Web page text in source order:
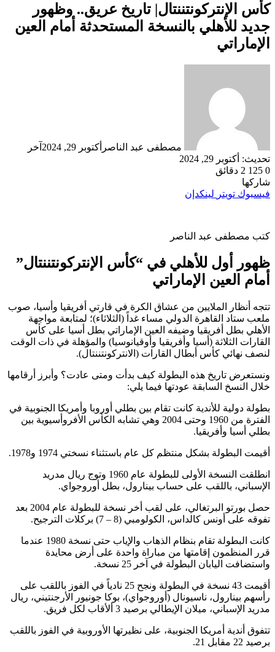
كأس الإنتركونتننتال| تاريخ عريق.. وظهور
جديد للأهلي بالنسخة المستحدثة أمام العين
الإماراتي
مصطفى عبد الناصر أكتوبر 29, 2024
آخر
تحديث: أكتوبر 29, 2024
0
2 دقائق
شاركها
فيسبوك تويتر لينكدإن
كتب مصطفى عبد الناصر
ظهور أول للأهلي في “كأس الإنتركونتننتال”
أمام العين الإماراتي
تتجه أنظار الملايين من عشاق الكرة في قارتي أفريقيا وأسيا، صوب
ملعب ستاد القاهرة الدولي مساء غداً (الثلاثاء)؛ لمتابعة مواجهة
الأهلي بطل أفريقيا وضيفه العين الإماراتي بطل أسيا على كأس
القارات الثلاثة (أسيا وأفريقيا وأوقيانوسيا) والمؤهلة في ذات الوقت
لنصف نهائي كأس أبطال القارات (الانتركونتننتال).
ونستعرض تاريخ هذه البطولة كيف بدأت ومتى عادت؟ وأبرز أرقامها
خلال النسخ السابقة عودتها فيما يلي:
بطولة دولية للأندية كانت تقام بين بطلي أوروبا وأمريكا الجنوبية في
الفترة من 1960 وحتى 2004 وهي تشابه الكأس الأفروأسيوية بين
بطلي أسيا وأفريقيا.
أقيمت البطولة بشكل منتظم كل عام باستثناء نسختي 1974 و1978.
انطلقت النسخة الأولى للبطولة عام 1960 وتوج ريال مدريد
الإسباني، باللقب على حساب بينارول، بطل أوروجواي.
حصل بورتو البرتغالي، على لقب أخر نسخة للبطولة عام 2004 بعد
تفوقه على أونس كالداس، الكولومبي (8 – 7) بركلات الترجيح.
كانت البطولة تقام بنظام الذهاب والإياب حتى نسخة 1980 عندما
قرر المنظمون إقامتها من مباراة واحدة على أرض محايدة
واستضافت اليابان البطولة في آخر 25 نسخة.
أقيمت 43 نسخة في البطولة ونجح 25 نادياً في الفوز باللقب على
رأسهم بينارول، ناسيونال (أوروجواي)، بوكا جونيور الأرجنتيني، ريال
مدريد الإسباني، ميلان الإيطالي برصيد 3 ألأقاب لكل فريق.
تتفوق أندية أمريكا الجنوبية، على نظيرتها الأوروبية في الفوز باللقب
برصيد 22 مقابل 21.